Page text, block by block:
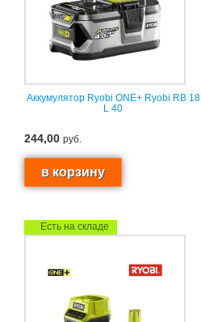
Аккумулятор Ryobi ONE+ Ryobi RB 18
L 40
244,00 руб.
Есть на складе